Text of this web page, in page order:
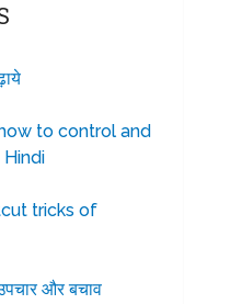
how to control and
tricks of
और बचाव